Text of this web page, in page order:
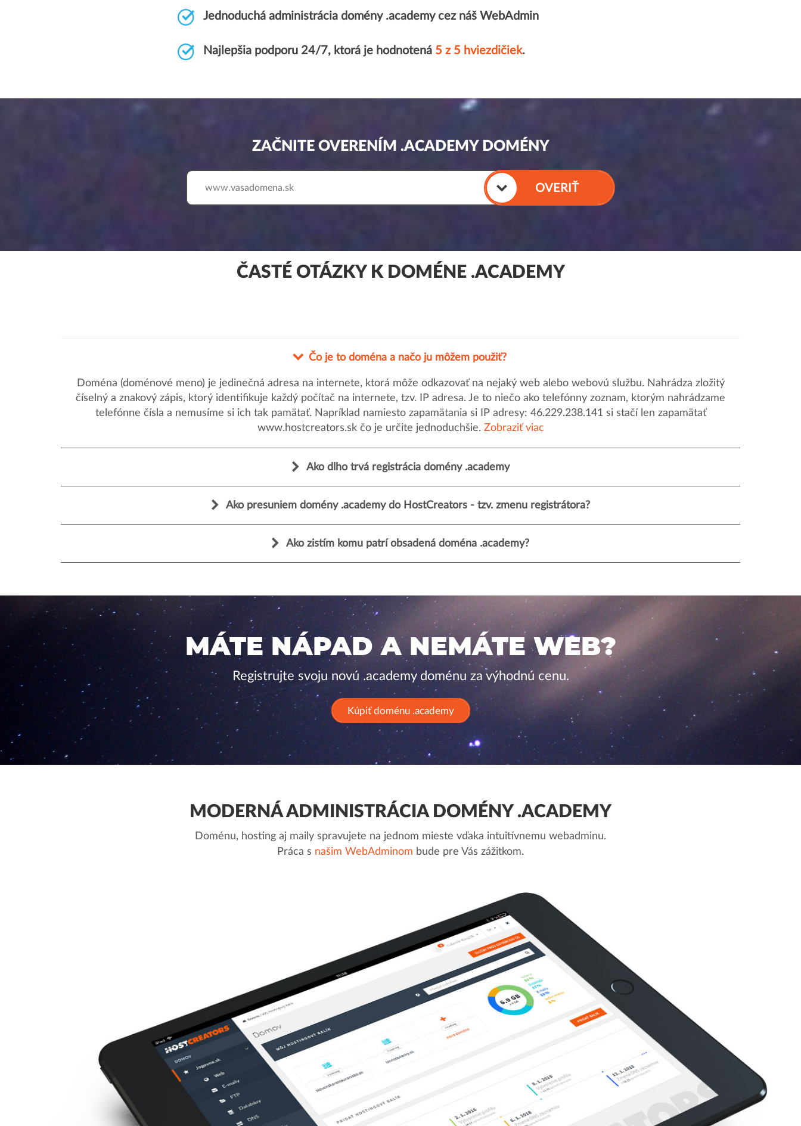
Jednoduchá administrácia domény .academy cez náš WebAdmin
Najlepšia podporu 24/7, ktorá je hodnotená 5 z 5 hviezdičiek.
ZAČNITE OVERENÍM .ACADEMY DOMÉNY
OVERIŤ
www.
ČASTÉ OTÁZKY K DOMÉNE .ACADEMY
Čo je to doména a načo ju môžem použiť?
Doména (doménové meno) je jedinečná adresa na internete, ktorá môže odkazovať na nejaký web alebo webovú službu. Nahrádza zložitý
číselný a znakový zápis, ktorý identifikuje každý počítač na internete, tzv. IP adresa. Je to niečo ako telefónny zoznam, ktorým nahrádzame
telefónne čísla a nemusíme si ich tak pamätať. Napríklad namiesto zapamätania si IP adresy: 46.229.238.141 si stačí len zapamätať
www.hostcreators.sk čo je určite jednoduchšie. Zobraziť viac
Ako dlho trvá registrácia domény .academy
Ako presuniem domény .academy do HostCreators - tzv. zmenu registrátora?
Ako zistím komu patrí obsadená doména .academy?
MÁTE NÁPAD A NEMÁTE WEB?
Registrujte svoju novú .academy doménu za výhodnú cenu.
Kúpiť doménu .academy
MODERNÁ ADMINISTRÁCIA DOMÉNY .ACADEMY
Doménu, hosting aj maily spravujete na jednom mieste vďaka intuitívnemu webadminu.
Práca s našim WebAdminom bude pre Vás zážitkom.